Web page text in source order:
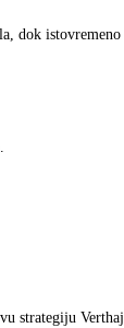
dok istovremeno
strategiju